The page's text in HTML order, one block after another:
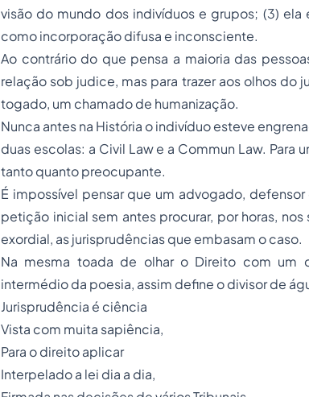
visão do mundo dos indivíduos e grupos; (3)
como incorporação difusa e inconsciente.
Ao contrário do que pensa a maioria das
relação sob judice, mas para trazer aos olhos do
togado, um chamado de humanização.
Nunca antes na História o indivíduo esteve
duas escolas: a Civil Law e a Commun Law. Para
tanto quanto preocupante.
É impossível pensar que um advogado,
petição inicial sem antes procurar, por horas,
exordial, as jurisprudências que embasam o caso.
Na mesma toada de olhar o Direito com um
intermédio da poesia, assim define o divisor de
Jurisprudência é ciência
Vista com muita sapiência,
Para o direito aplicar
Interpelado a lei dia a dia,